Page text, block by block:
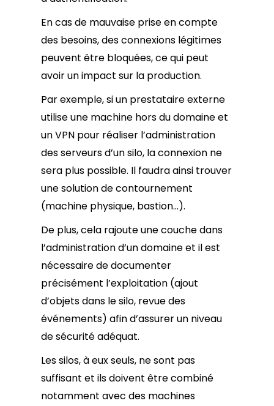
En cas de mauvaise prise en compte
des besoins, des connexions légitimes
peuvent être bloquées, ce qui peut
avoir un impact sur la production.
Par exemple, si un prestataire externe
utilise une machine hors du domaine et
un VPN pour réaliser l’administration
des serveurs d’un silo, la connexion ne
sera plus possible. Il faudra ainsi trouver
une solution de contournement
(machine physique, bastion…).
De plus, cela rajoute une couche dans
l’administration d’un domaine et il est
nécessaire de documenter
précisément l’exploitation (ajout
d’objets dans le silo, revue des
événements) afin d’assurer un niveau
de sécurité adéquat.
Les silos, à eux seuls, ne sont pas
suffisant et ils doivent être combiné
notamment avec des machines